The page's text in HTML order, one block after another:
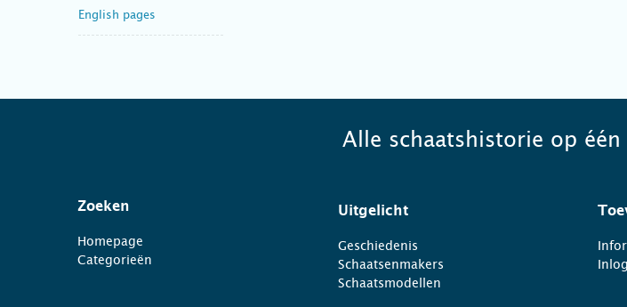
English pages
Alle schaatshistorie op
Zoeken
Homepage
Categorieën
Uitgelicht
Geschiedenis
Schaatsenmakers
Schaatsmodellen